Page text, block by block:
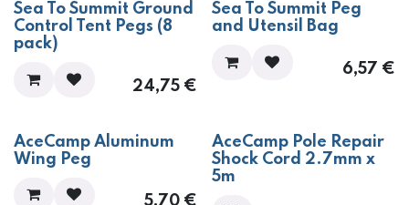
Sea To Summit Ground
Control Tent Pegs (8
pack)
24,75€
Sea To Summit Peg
and Utensil Bag
6,57 €
AceCamp Aluminum
Wing Peg
5,70€
AceCamp Pole Repair
Shock Cord 2.7mm x
5m